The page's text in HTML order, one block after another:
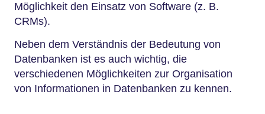
Möglichkeit den Einsatz von Software (z. B.
CRMs).
Neben dem Verständnis der Bedeutung von
Datenbanken ist es auch wichtig, die
verschiedenen Möglichkeiten zur Organisation
von Informationen in Datenbanken zu kennen.